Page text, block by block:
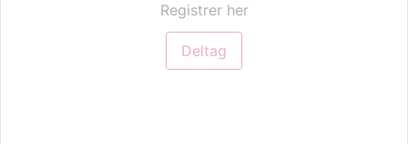
Registrer her
Deltag